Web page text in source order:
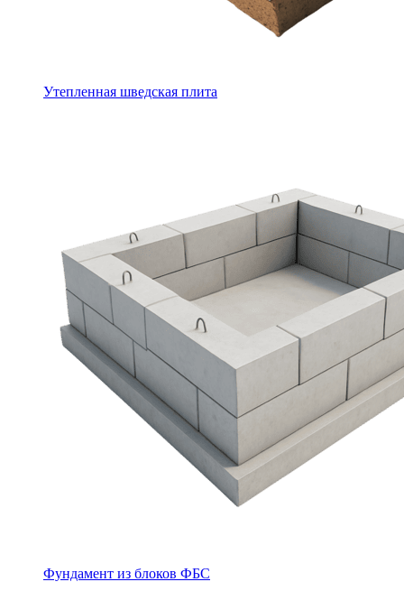
Утепленная шведская плита
Фундамент из блоков ФБС